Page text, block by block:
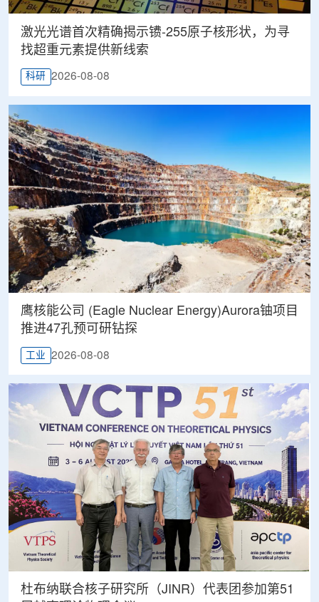
激光光谱首次精确揭示镄-255原子核形状，为寻
找超重元素提供新线索
科研 2026-08-08
鹰核能公司 (Eagle Nuclear Energy)Aurora铀项目
推进47孔预可研钻探
工业 2026-08-08
杜布纳联合核子研究所（JINR）代表团参加第51